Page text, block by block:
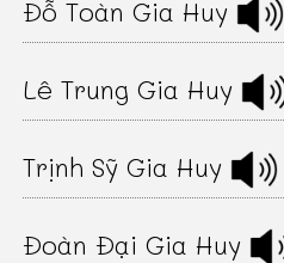
Đỗ Toàn Gia Huy
Lê Trung Gia Huy
Trịnh Sỹ Gia Huy
Đoàn Đại Gia Huy